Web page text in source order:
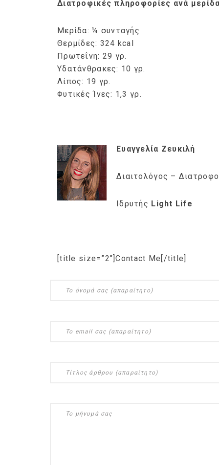
Διατροφικές πληροφορίες ανά μερίδα
Μερίδα: ¼ συνταγής
Θερμίδες: 324 kcal
Πρωτεΐνη: 29 γρ.
Υδατάνθρακες: 10 γρ.
Λίπος: 19 γρ.
Φυτικές Ίνες: 1,3 γρ.
Ευαγγελία Ζευκιλή
Διαιτολόγος –
Ιδρυτής Light Life
[title size=”2″]Contact Me[/title]